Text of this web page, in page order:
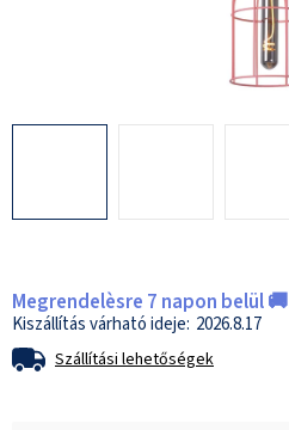
Megrendelèsre 7 napon belül 🚚
2026.8.17
Szállítási lehetőségek